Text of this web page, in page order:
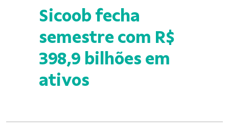
Sicoob fecha
semestre com R$
398,9 bilhões em
ativos